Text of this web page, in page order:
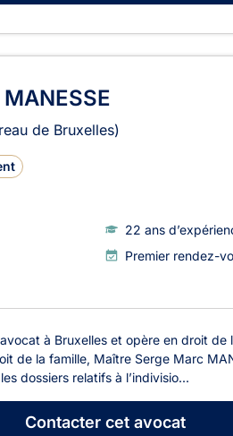
de Bruxelles)
22 ans
Premier rendez-
à Bruxelles et opère en droit de
de la famille, Maître Serge Marc
dossiers relatifs à l’indivisio...
Contactercet avocat